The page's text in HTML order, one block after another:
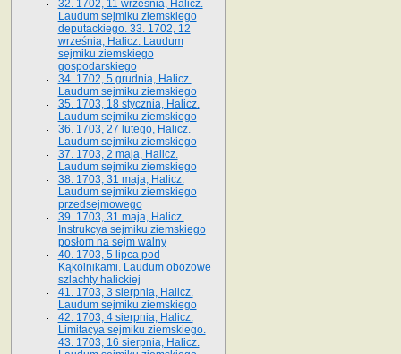
32. 1702, 11 września, Halicz.
Laudum sejmiku ziemskiego
deputackiego. 33. 1702, 12
września, Halicz. Laudum
sejmiku ziemskiego
gospodarskiego
34. 1702, 5 grudnia, Halicz.
Laudum sejmiku ziemskiego
35. 1703, 18 stycznia, Halicz.
Laudum sejmiku ziemskiego
36. 1703, 27 lutego, Halicz.
Laudum sejmiku ziemskiego
37. 1703, 2 maja, Halicz.
Laudum sejmiku ziemskiego
38. 1703, 31 maja, Halicz.
Laudum sejmiku ziemskiego
przedsejmowego
39. 1703, 31 maja, Halicz.
Instrukcya sejmiku ziemskiego
posłom na sejm walny
40. 1703, 5 lipca pod
Kąkolnikami. Laudum obozowe
szlachty halickiej
41­. 1703, 3 sierpnia, Halicz.
Laudum sejmiku ziemskiego
42. 1703, 4 sierpnia, Halicz.
Limitacya sejmiku ziemskiego.
43. 1703, 16 sierpnia, Halicz.